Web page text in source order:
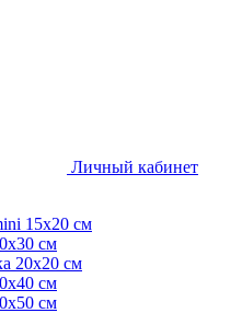
Личный кабинет
15х20 см
см
20х20 см
см
см